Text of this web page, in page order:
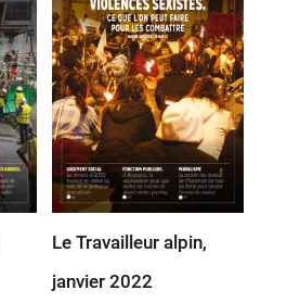
Le Travailleur alpin,
janvier 2022